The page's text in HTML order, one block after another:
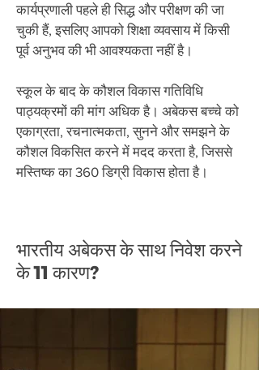
कार्यप्रणाली पहले ही सिद्ध और परीक्षण की जा
चुकी हैं, इसलिए आपको शिक्षा व्यवसाय में किसी
पूर्व अनुभव की भी आवश्यकता नहीं है।
स्कूल के बाद के कौशल विकास गतिविधि
पाठ्यक्रमों की मांग अधिक है। अबेकस बच्चे को
एकाग्रता, रचनात्मकता, सुनने और समझने के
कौशल विकसित करने में मदद करता है, जिससे
मस्तिष्क का 360 डिग्री विकास होता है।
भारतीय अबेकस के साथ निवेश करने
के 11 कारण?